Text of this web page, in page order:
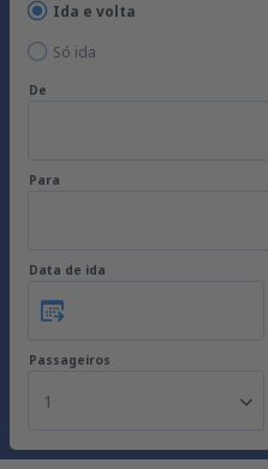
Ida e volta
Só ida
De
Para
Data de ida
Passageiros
1